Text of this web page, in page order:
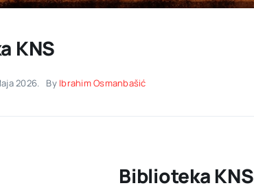
KNS
2026. By Ibrahim Osmanbašić
Biblioteka KNS